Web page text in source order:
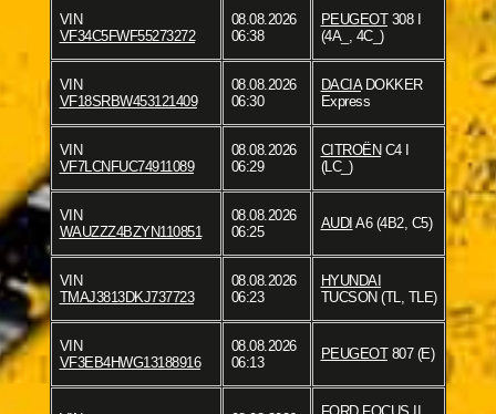
VIN
VF34C5FWF55273272
08.08.2026
06:38
PEUGEOT308 I
(4A_, 4C_)
VIN
VF18SRBW453121409
08.08.2026
06:30
DACIADOKKER
Express
VIN
VF7LCNFUC74911089
08.08.2026
06:29
CITROËN C4 I
(LC_)
VIN
WAUZZZ4BZYN110851
08.08.2026
06:25
AUDI A6 (4B2, C5)
VIN
TMAJ3813DKJ737723
08.08.2026
06:23
HYUNDAI
TUCSON (TL, TLE)
VIN
VF3EB4HWG13188916
08.08.2026
06:13
PEUGEOT807 (E)